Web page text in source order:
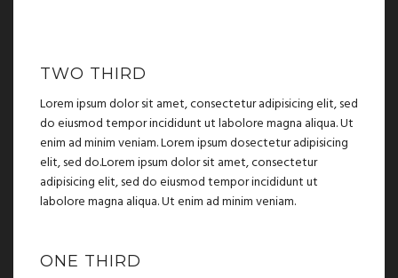
TWO THIRD
Lorem ipsum dolor sit amet, consectetur adipisicing elit, sed
do eiusmod tempor incididunt ut labolore magna aliqua. Ut
enim ad minim veniam. Lorem ipsum dosectetur adipisicing
elit, sed do.Lorem ipsum dolor sit amet, consectetur
adipisicing elit, sed do eiusmod tempor incididunt ut
labolore magna aliqua. Ut enim ad minim veniam.
ONE THIRD